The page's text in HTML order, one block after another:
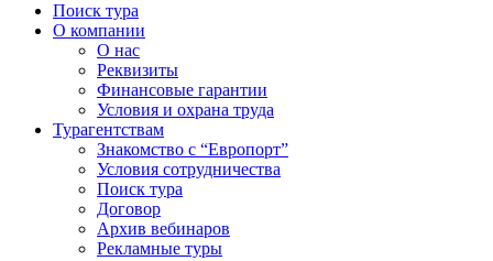
Поиск тура
О компании
О нас
Реквизиты
Финансовые гарантии
Условия и охрана труда
Турагентствам
Знакомство с “Европорт”
Условия сотрудничества
Поиск тура
Договор
Архив вебинаров
Рекламные туры